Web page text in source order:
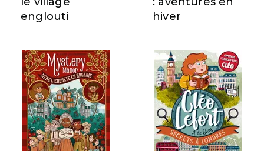
englouti
hiver